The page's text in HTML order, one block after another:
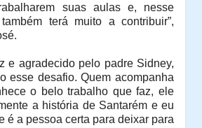
suas aulas e, nesse
terá muito a contribuir”,
e agradecido pelo padre Sidney,
esse desafio. Quem acompanha
o belo trabalho que faz, ele
a história de Santarém e eu
é a pessoa certa para deixar para